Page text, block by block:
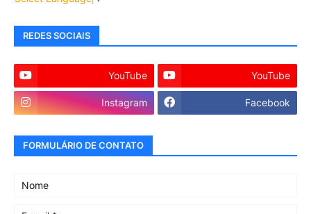
REDES SOCIAIS
YouTube YouTube
Instagram Facebook
FORMULÁRIO DE CONTATO